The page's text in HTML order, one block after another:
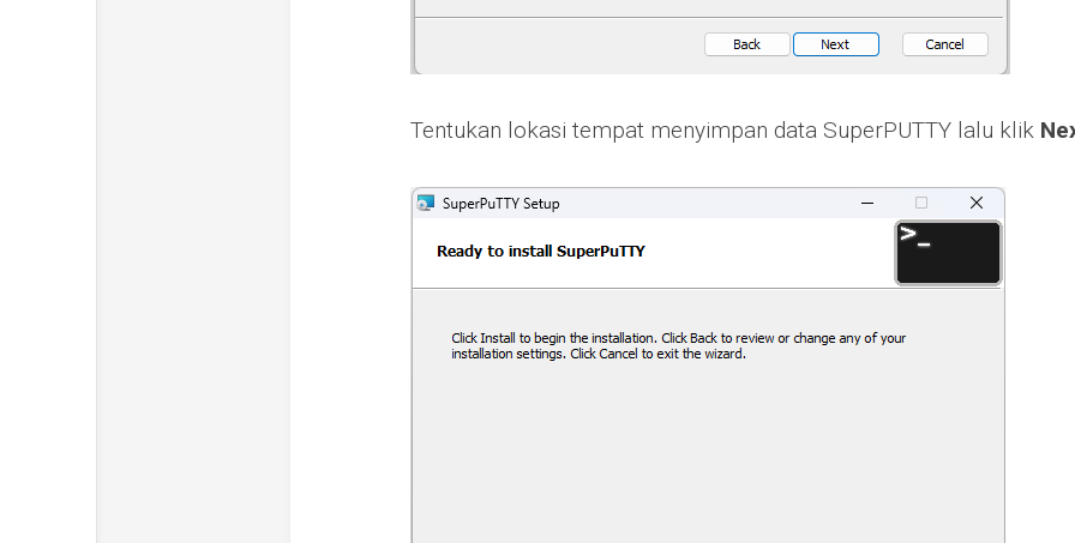
Tentukan lokasi tempat menyimpan data SuperPUTTY lalu klik